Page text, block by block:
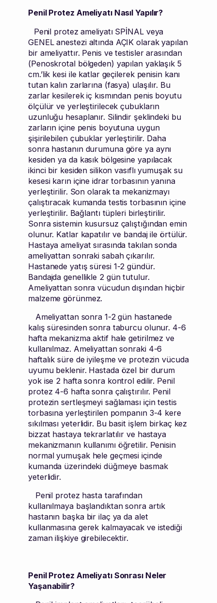
Penil Protez Ameliyatı Nasıl Yapılır?
Penil protez ameliyatı SPİNAL veya
GENEL anestezi altında AÇIK olarak yapılan
bir ameliyattır. Penis ve testisler arasından
(Penoskrotal bölgeden) yapılan yaklaşık 5
cm.’lik kesi ile katlar geçilerek penisin kanı
tutan kalın zarlarına (fasya) ulaşılır. Bu
zarlar kesilerek iç kısmından penis boyutu
ölçülür ve yerleştirilecek çubukların
uzunluğu hesaplanır. Silindir şeklindeki bu
zarların içine penis boyutuna uygun
şişirilebilen çubuklar yerleştirilir. Daha
sonra hastanın durumuna göre ya aynı
kesiden ya da kasık bölgesine yapılacak
ikinci bir kesiden silikon vasıflı yumuşak su
kesesi karın içine idrar torbasının yanına
yerleştirilir. Son olarak ta mekanizmayı
çalıştıracak kumanda testis torbasının içine
yerleştirilir. Bağlantı tüpleri birleştirilir.
Sonra sistemin kusursuz çalıştığından emin
olunur. Katlar kapatılır ve bandaj ile örtülür.
Hastaya ameliyat sırasında takılan sonda
ameliyattan sonraki sabah çıkarılır.
Hastanede yatış süresi 1-2 gündür.
Bandajda genellikle 2 gün tutulur.
Ameliyattan sonra vücudun dışından hiçbir
malzeme görünmez.
Ameliyattan sonra 1-2 gün hastanede
kalış süresinden sonra taburcu olunur. 4-6
hafta mekanizma aktif hale getirilmez ve
kullanılmaz. Ameliyattan sonraki 4-6
haftalık süre de iyileşme ve protezin vücuda
uyumu beklenir. Hastada özel bir durum
yok ise 2 hafta sonra kontrol edilir. Penil
protez 4-6 hafta sonra çalıştırılır. Penil
protezin sertleşmeyi sağlaması için testis
torbasına yerleştirilen pompanın 3-4 kere
sıkılması yeterlidir. Bu basit işlem birkaç kez
bizzat hastaya tekrarlatılır ve hastaya
mekanizmanın kullanımı öğretilir. Penisin
normal yumuşak hele geçmesi içinde
kumanda üzerindeki düğmeye basmak
yeterlidir.
Penil protez hasta tarafından
kullanılmaya başlandıktan sonra artık
hastanın başka bir ilaç ya da alet
kullanmasına gerek kalmayacak ve istediği
zaman ilişkiye girebilecektir.
Penil Protez Ameliyatı Sonrası Neler
Yaşanabilir?